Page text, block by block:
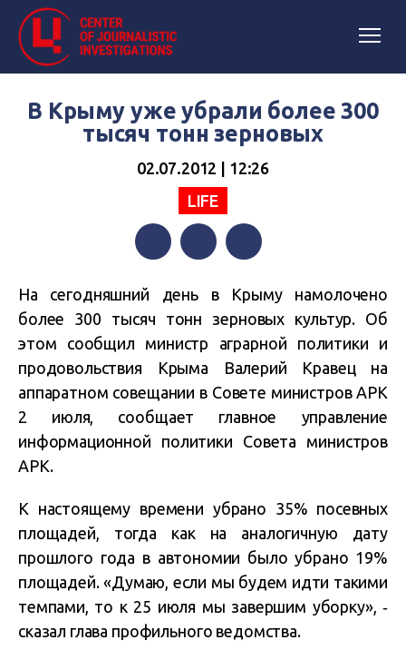
В Крыму уже убрали более 300
тысяч тонн зерновых
02.07.2012 | 12:26
LIFE
На сегодняшний день в Крыму намолочено
более 300 тысяч тонн зерновых культур. Об
этом сообщил министр аграрной политики и
продовольствия Крыма Валерий Кравец на
аппаратном совещании в Совете министров АРК
2 июля, сообщает главное управление
информационной политики Совета министров
АРК.
К настоящему времени убрано 35% посевных
площадей, тогда как на аналогичную дату
прошлого года в автономии было убрано 19%
площадей. «Думаю, если мы будем идти такими
темпами, то к 25 июля мы завершим уборку», ‑
сказал глава профильного ведомства.